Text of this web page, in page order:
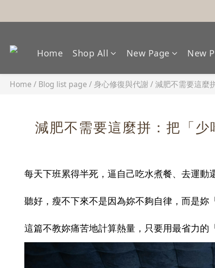
Home Shop All New Page New
Home / Blog list page /身心修復與代謝/減肥不需要這麼
減肥不需要這麼拼：把「
每天下班累得半死，逼自己吃水煮餐、去運動
聽好，瘦不下來不是因為妳不夠自律，而是妳
這篇不教妳痛苦地計算熱量，只要用最省力的